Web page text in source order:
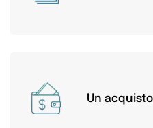
Un